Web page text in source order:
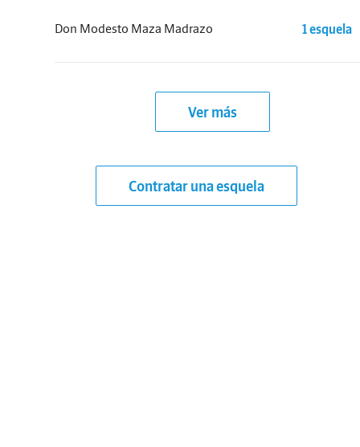
Don Modesto Maza Madrazo 1 esquela
Ver más
Contratar una esquela